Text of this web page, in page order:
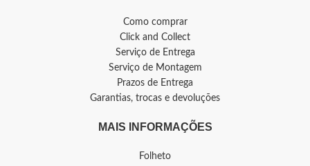
Como comprar
Click and Collect
Serviço de Entrega
Serviço de Montagem
Prazos de Entrega
Garantias, trocas e devoluções
MAIS INFORMAÇÕES
Folheto